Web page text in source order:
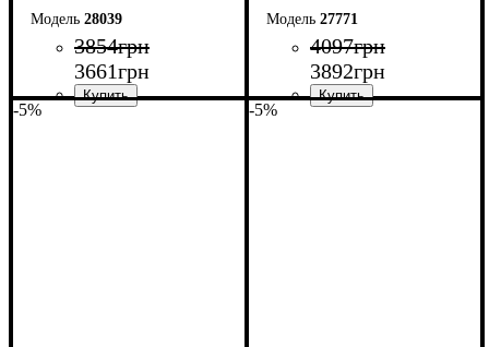
28039
3854грн
3661грн
27771
4097грн
3892грн
-5% -5%